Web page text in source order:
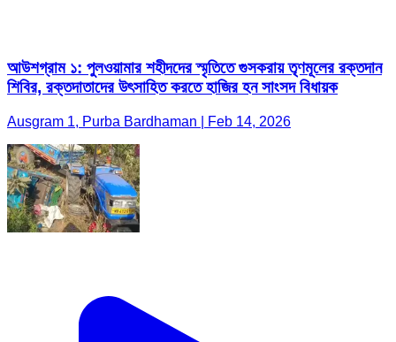
আউশগ্রাম ১: পুলওয়ামার শহীদদের স্মৃতিতে গুসকরায় তৃণমূলের রক্তদান
শিবির, রক্তদাতাদের উৎসাহিত করতে হাজির হন সাংসদ বিধায়ক
Ausgram 1, Purba Bardhaman | Feb 14, 2026